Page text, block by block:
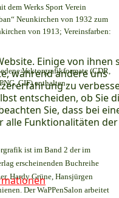
Einige von ihnen
während andere uns
zu
entscheiden, ob Sie
Sie, dass bei
alle Funktionalitäten der
dem Werks Sport Verein
Neunkirchen von 1932 zum
von 1913; Vereinsfarben:
Vektorgrafikformate (CDR,
GIF) enthalten.
ist im Band 2 der im
erscheinenden Buchreihe
Hardy Grüne, Hansjürgen
Der WaPPenSalon arbeitet